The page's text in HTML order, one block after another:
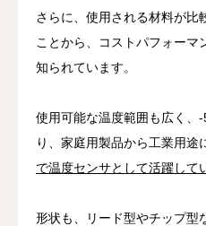
さらに、使用される材料が比
ことから、コストパフォーマ
知られています。
使用可能な温度範囲も広く
り、家庭用製品から工業用途
で温度センサとして活躍して
形状も、リード型やチップ型